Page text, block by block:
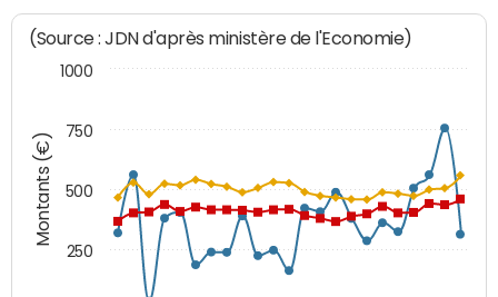
Montants (€)
(Source : JDN d'après ministère de l'Economie)
250
500
750
1000